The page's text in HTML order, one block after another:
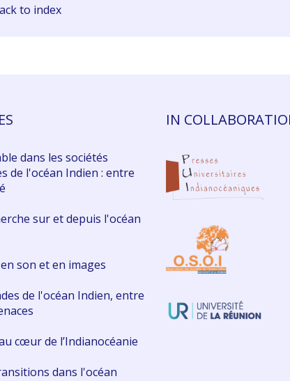
to index
dans les sociétés
de l'océan Indien : entre
sur et depuis l'océan
son et en images
de l'océan Indien, entre
cœur de l’Indianocéanie
dans l'océan
IN